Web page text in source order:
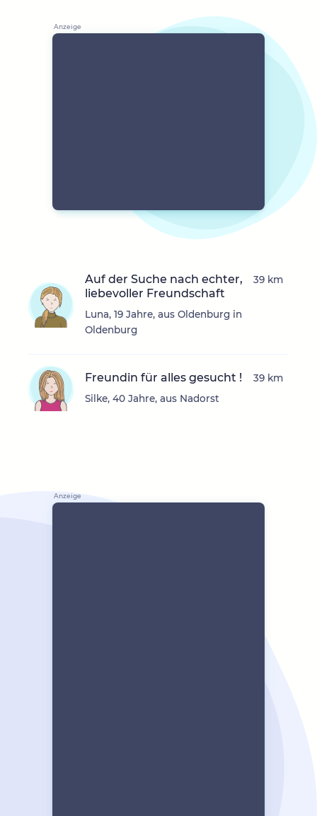
Auf der Suche nach echter,
liebevoller Freundschaft
Luna, 19 Jahre, aus Oldenburg in
Oldenburg
39 km
Freundin für alles gesucht !
Silke, 40 Jahre, aus Nadorst
39 km